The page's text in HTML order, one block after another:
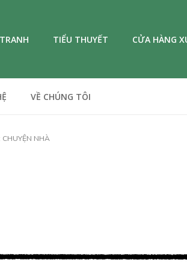
TIỂU THUYẾT CỬA HÀNG
VỀ CHÚNG TÔI
CHUYỆN NHÀ